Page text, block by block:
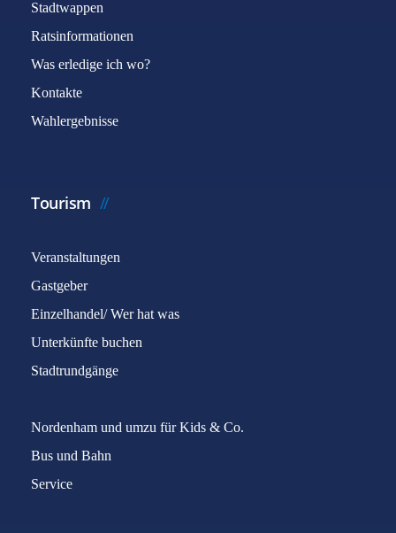
Stadtwappen
Ratsinformationen
Was erledige ich wo?
Kontakte
Wahlergebnisse
Tourism
Veranstaltungen
Gastgeber
Einzelhandel/ Wer hat was
Unterkünfte buchen
Stadtrundgänge
Nordenham und umzu für Kids & Co.
Bus und Bahn
Service